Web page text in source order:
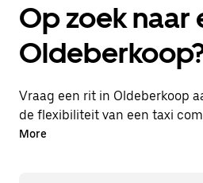
Op zoek naar
Vraag een rit in Oldeberkoop
de flexibiliteit van een taxi
handige functies in de app. Je
More